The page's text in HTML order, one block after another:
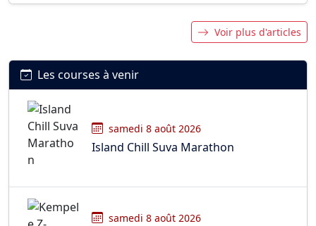
Voir plus d'articles
Les courses à venir
samedi 8 août 2026
Island Chill Suva Marathon
samedi 8 août 2026